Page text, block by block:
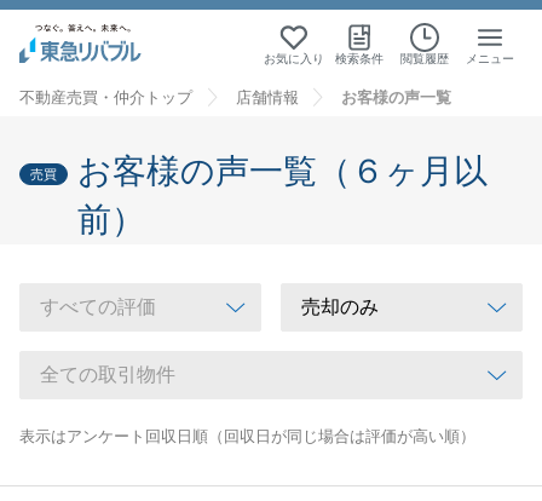
お気に入り 検索条件 閲覧履歴 メニュー
不動産売買・仲介トップ 店舗情報 お客様の声一覧
売買
お客様の声一覧（６ヶ月以
前）
表示はアンケート回収日順（回収日が同じ場合は評価が高い順）